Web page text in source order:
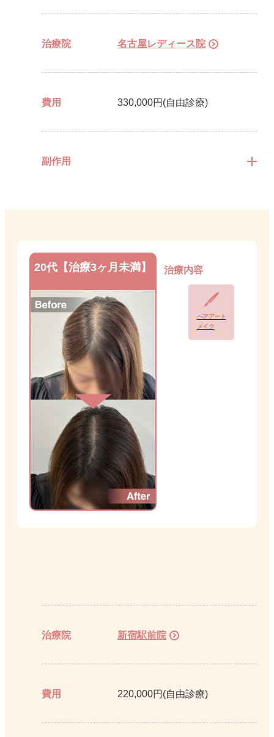
治療院 名古屋レディース院
費用 330,000円(自由診療)
副作用
20代【治療3ヶ月未満】 治療内容
ヘアアート
メイク
治療院 新宿駅前院
費用 220,000円(自由診療)